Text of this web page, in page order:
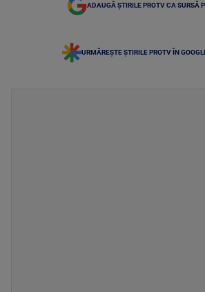
ADAUGĂ ȘTIRILE PROTV CA SURSĂ
URMĂREȘTE ȘTIRILE PROTV ÎN